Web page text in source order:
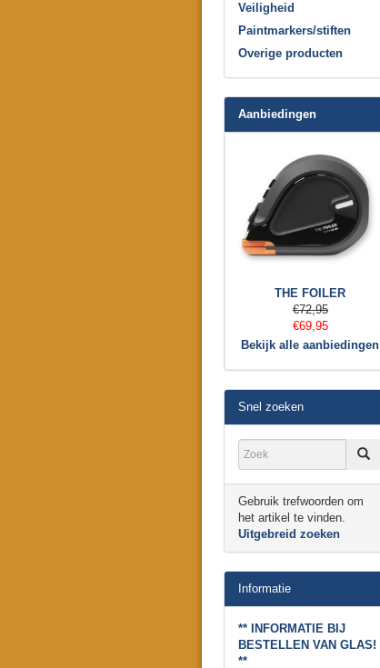
Veiligheid
Paintmarkers/stiften
Overige producten
Aanbiedingen
THE FOILER
€72,95
€69,95
Bekijk alle aanbiedingen
Snel zoeken
Gebruik trefwoorden om
het artikel te vinden.
Uitgebreid zoeken
Informatie
** INFORMATIE BIJ
BESTELLEN VAN GLAS!
**